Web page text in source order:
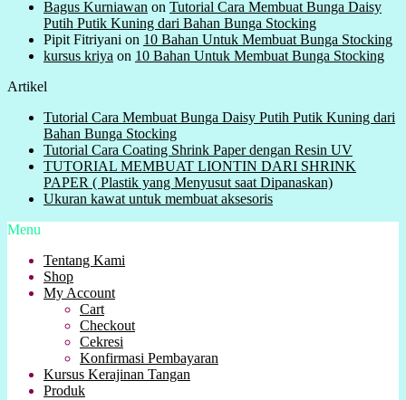
Bagus Kurniawan on Tutorial Cara Membuat Bunga Daisy
Putih Putik Kuning dari Bahan Bunga Stocking
Pipit Fitriyani on 10 Bahan Untuk Membuat Bunga Stocking
kursus kriya on 10 Bahan Untuk Membuat Bunga Stocking
Artikel
Tutorial Cara Membuat Bunga Daisy Putih Putik Kuning dari
Bahan Bunga Stocking
Tutorial Cara Coating Shrink Paper dengan Resin UV
TUTORIAL MEMBUAT LIONTIN DARI SHRINK
PAPER ( Plastik yang Menyusut saat Dipanaskan)
Ukuran kawat untuk membuat aksesoris
Menu
Tentang Kami
Shop
My Account
Cart
Checkout
Cekresi
Konfirmasi Pembayaran
Kursus Kerajinan Tangan
Produk